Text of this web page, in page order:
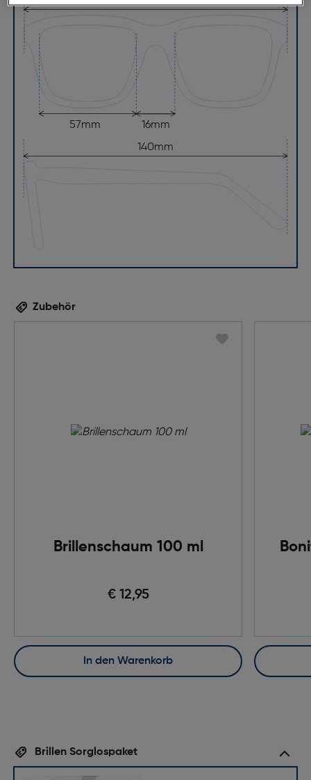
16mm
57mm
140mm
Zubehör
Brillenschaum 100 ml
€ 12,95
In den Warenkorb
Brillen Sorglospaket